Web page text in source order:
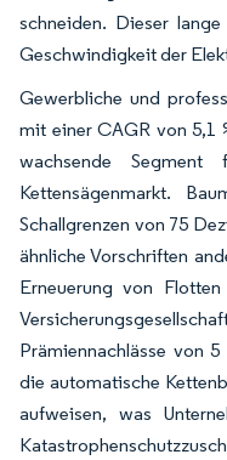
schneiden. Dieser
Geschwindigkeit der
Gewerbliche und
mit einer CAGR von 5,1
wachsende Segment
Kettensägenmarkt.
Schallgrenzen von 75
ähnliche Vorschriften
Erneuerung von
Prämiennachlässe von
die automatische
aufweisen, was